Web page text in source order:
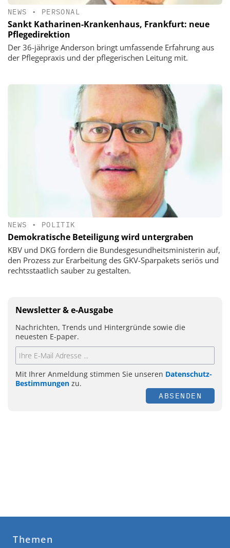
NEWS • PERSONAL
Sankt Katharinen-Krankenhaus, Frankfurt: neue
Pflegedirektion
Der 36-jährige Anderson bringt umfassende Erfahrung aus
der Pflegepraxis und der pflegerischen Leitung mit.
NEWS • POLITIK
Demokratische Beteiligung wird untergraben
KBV und DKG fordern die Bundesgesundheitsministerin auf,
den Prozess zur Erarbeitung des GKV-Sparpakets seriös und
rechtsstaatlich sauber zu gestalten.
Newsletter & e-Ausgabe
Nachrichten, Trends und Hintergründe sowie die
neuesten E-paper.
Mit Ihrer Anmeldung stimmen Sie unseren Datenschutz-
Bestimmungen zu.
ABSENDEN
Themen